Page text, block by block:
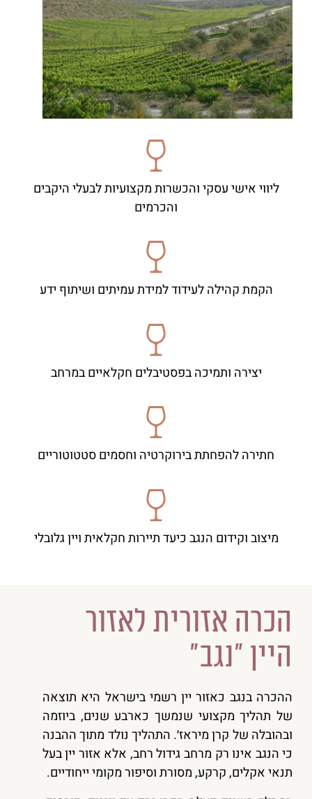
ליווי אישי עסקי והכשרות מקצועיות לבעלי היקבים
והכרמים
הקמת קהילה לעידוד למידת עמיתים ושיתוף ידע
יצירה ותמיכה בפסטיבלים חקלאיים במרחב
חתירה להפחתת בירוקרטיה וחסמים סטטוטוריים
מיצוב וקידום הנגב כיעד תיירות חקלאית ויין גלובלי
הכרה אזורית לאזור
היין "נגב״
ההכרה בנגב כאזור יין רשמי בישראל היא תוצאה
של תהליך מקצועי שנמשך כארבע שנים, ביוזמה
ובהובלה של קרן מיראז׳. התהליך נולד מתוך ההבנה
כי הנגב אינו רק מרחב גידול רחב, אלא אזור יין בעל
תנאי אקלים, קרקע, מסורת וסיפור מקומי ייחודיים.